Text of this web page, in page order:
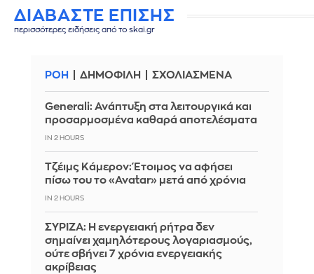
ΔΙΑΒΑΣΤΕ ΕΠΙΣΗΣ
περισσότερες ειδήσεις από το skai.gr
ΡΟΗ ΔΗΜΟΦΙΛΗ ΣΧΟΛΙΑΣΜΕΝΑ
Generali: Ανάπτυξη στα λειτουργικά και
προσαρμοσμένα καθαρά αποτελέσματα
IN 2 HOURS
Τζέιμς Κάμερον: Έτοιμος να αφήσει
πίσω του το «Avatar» μετά από χρόνια
IN 2 HOURS
ΣΥΡΙΖΑ: Η ενεργειακή ρήτρα δεν
σημαίνει χαμηλότερους λογαριασμούς,
ούτε σβήνει 7 χρόνια ενεργειακής
ακρίβειας